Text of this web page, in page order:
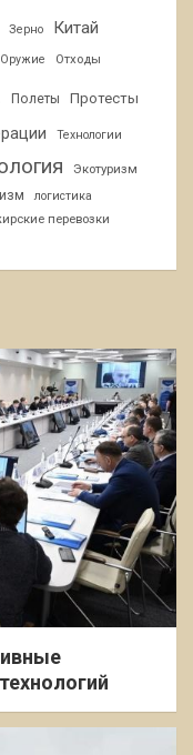
Зерно Китай
Оружие Отходы
Полеты Протесты
Технологии
Экотуризм
логистика
перевозки